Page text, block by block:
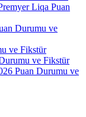
Liqa Puan
Durumu ve
ve Fikstür
ve Fikstür
Puan Durumu ve